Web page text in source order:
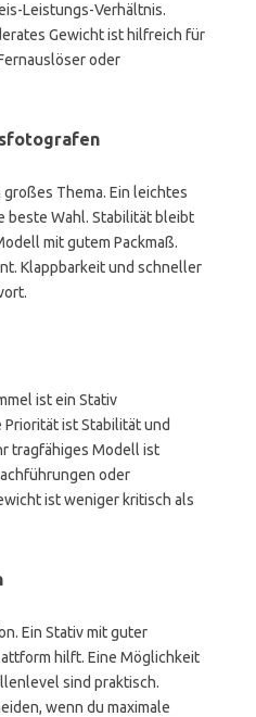
Leistungs-Verhältnis.
Gewicht ist hilfreich für
oder
Thema. Ein leichtes
beste Wahl. Stabilität bleibt
mit gutem Packmaß.
Klappbarkeit und schneller
ist ein Stativ
Priorität ist Stabilität und
tragfähiges Modell ist
oder
ist weniger kritisch als
Ein Stativ mit guter
hilft. Eine Möglichkeit
sind praktisch.
wenn du maximale